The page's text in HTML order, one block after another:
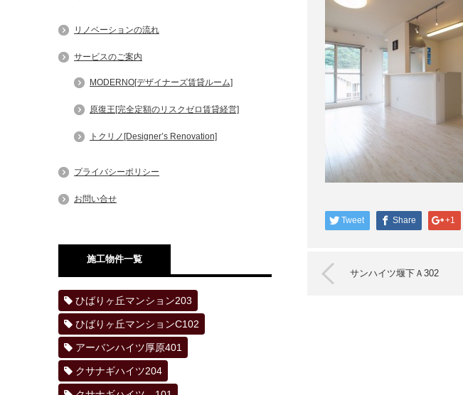
Tweet Share +1
サンハイツ堰下Ａ302
リノベーションの流れ
サービスのご案内
MODERNO[デザイナーズ賃貸ルーム]
原復王[完全定額のリスクゼロ賃貸経営]
トクリノ[Designer’s Renovation]
プライバシーポリシー
お問い合せ
施工物件一覧
ひばりヶ丘マンション203
ひばりヶ丘マンションC102
アーバンハイツ厚原401
クサナギハイツ204